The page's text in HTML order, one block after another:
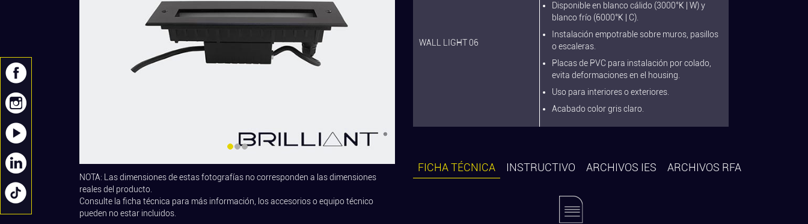
NOTA: Las dimensiones de estas fotografías no corresponden a las dimensiones
reales del producto.
Consulte la ficha técnica para más información, los accesorios o equipo técnico
pueden no estar incluidos.
WALL LIGHT 06
Disponible en blanco cálido (3000°K | W) y
blanco frío (6000°K | C).
Instalación empotrable sobre muros, pasillos
o escaleras.
Placas de PVC para instalación por colado,
evita deformaciones en el housing.
Uso para interiores o exteriores.
Acabado color gris claro.
FICHA TÉCNICA INSTRUCTIVO ARCHIVOS IES ARCHIVOS RFA